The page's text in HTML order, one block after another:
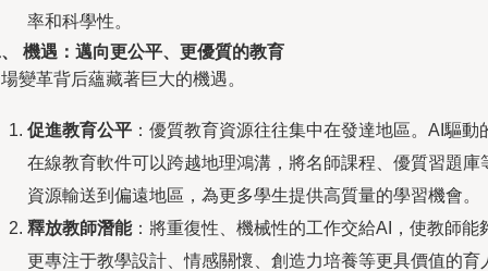
率和科學性。
機遇：邁向更公平、更優質的教育
變革背后蘊藏著巨大的機遇。
促進教育公平 ：優質教育資源往往集中在發達地區。AI驅動
在線教育軟件可以跨越地理鴻溝，將名師課程、優質習題庫
資源輸送到偏遠地區，為更多學生提供高質量的學習機會。
釋放教師潛能：將重復性、機械性的工作交給AI，使教師能
更專注于教學設計、情感關懷、創造力培養等更具價值的育